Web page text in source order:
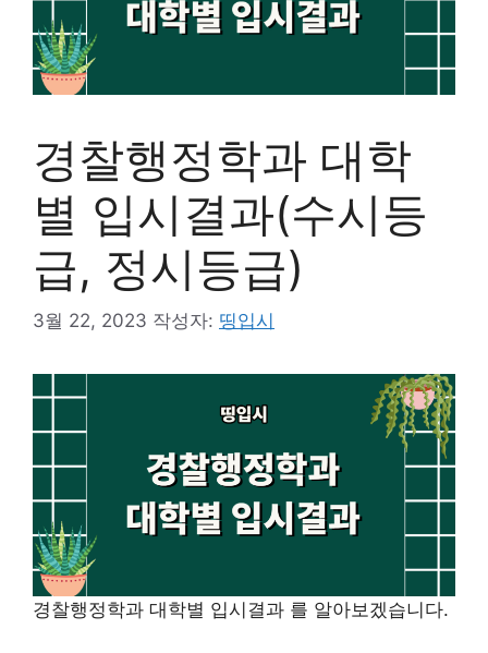
경찰행정학과 대학
별 입시결과(수시등
급, 정시등급)
3월 22, 2023 작성자: 띵입시
경찰행정학과 대학별 입시결과 를 알아보겠습니다.